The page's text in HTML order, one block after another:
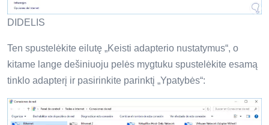
DIDELIS
Ten spustelėkite eilutę „Keisti adapterio nustatymus“, o
kitame lange dešiniuoju pelės mygtuku spustelėkite esamą
tinklo adapterį ir pasirinkite parinktį „Ypatybės“: